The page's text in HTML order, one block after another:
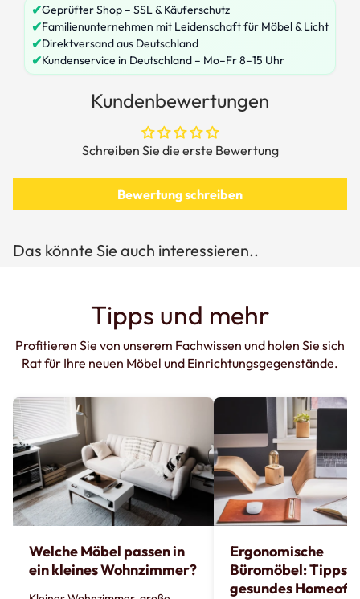
✔Geprüfter Shop – SSL & Käuferschutz
✔Familienunternehmen mit Leidenschaft für Möbel & Licht
✔Direktversand aus Deutschland
✔Kundenservice in Deutschland – Mo–Fr 8–15 Uhr
Kundenbewertungen
Schreiben Sie die erste Bewertung
Bewertung schreiben
Das könnte Sie auch interessieren..
Tipps und mehr
Profitieren Sie von unserem Fachwissen und holen Sie sich
Rat für Ihre neuen Möbel und Einrichtungsgegenstände.
Welche Möbel passen in
ein kleines Wohnzimmer?
Ergonomische
Büromöbel: Tipps
gesundes